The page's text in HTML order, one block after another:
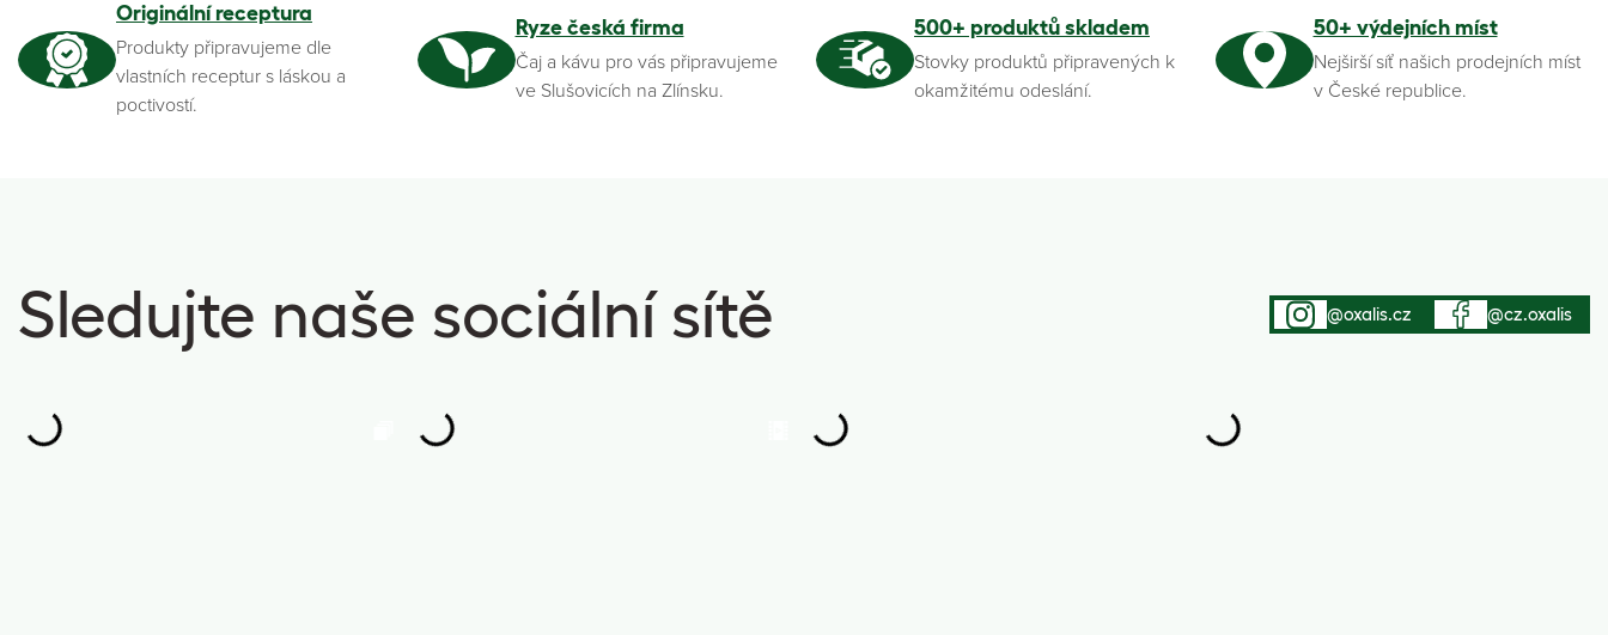
Originální receptura
Produkty připravujeme dle
vlastních receptur s láskou a
poctivostí.
Ryze česká firma
Čaj a kávu pro vás připravujeme
ve Slušovicích na Zlínsku.
500+ produktů skladem
Stovky produktů připravených k
okamžitému odeslání.
50+ výdejních míst
Nejširší síť našich prodejních míst
v České republice.
Sledujte naše sociální sítě @oxalis.cz @cz.oxalis